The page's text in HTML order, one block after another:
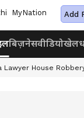
MyNation Add
बिज़नेसवीडियोखेल
Lawyer House